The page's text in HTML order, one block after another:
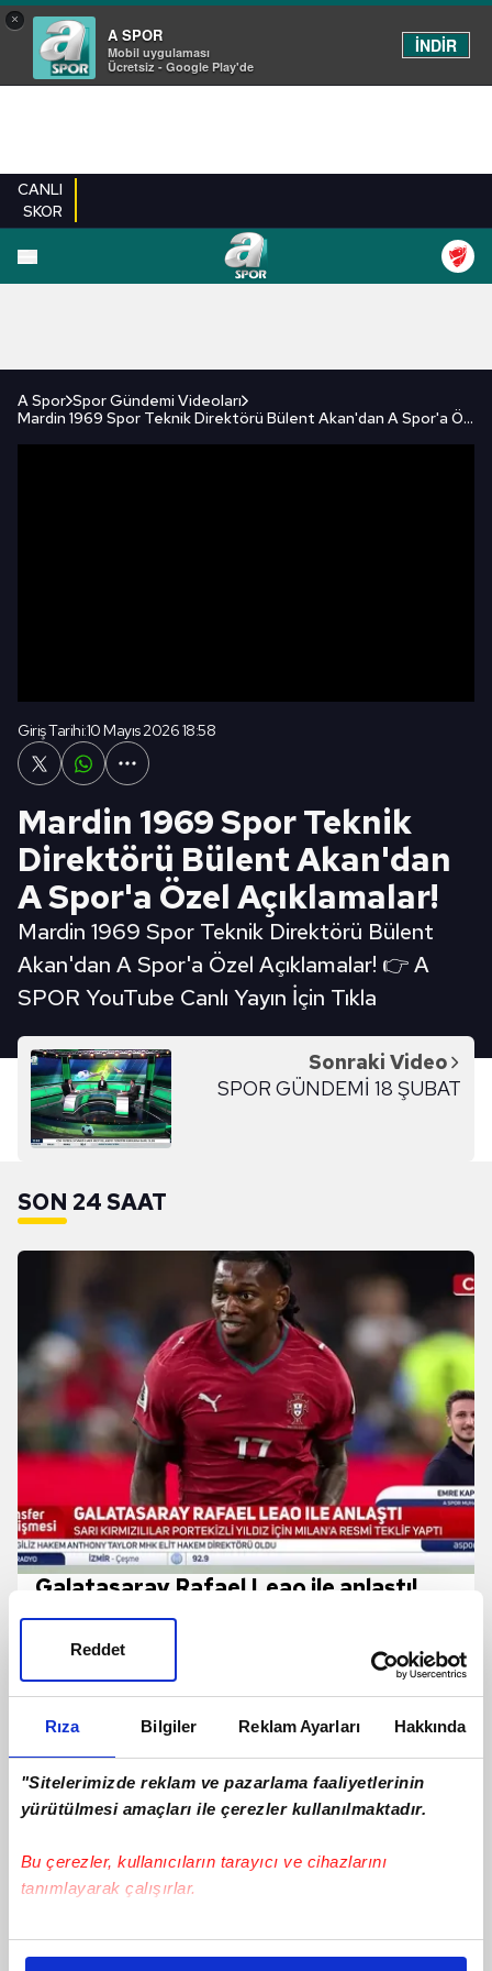
Rıza Bilgiler Reklam Ayarları Hakkında
"Sitelerimizde reklam ve pazarlama faaliyetlerinin
yürütülmesi amaçları ile çerezler kullanılmaktadır.
Bu çerezler, kullanıcıların tarayıcı ve cihazlarını
tanımlayarak çalışırlar.
Bu çerezlere izin vermeniz halinde sizlere özel
Reddet
×
A SPOR
Mobil uygulaması
Ücretsiz - Google Play'de
İNDİR
CANLI
SKOR
FUTBOL
A Spor Spor Gündemi Videoları
Mardin 1969 Spor Teknik Direktörü Bülent Akan'dan A Spor'a Özel Açıklamalar!
Giriş Tarihi:10 Mayıs 2026 18:58
Mardin 1969 Spor Teknik
Direktörü Bülent Akan'dan
A Spor'a Özel Açıklamalar!
Mardin 1969 Spor Teknik Direktörü Bülent
Akan'dan A Spor'a Özel Açıklamalar! 👉 A
SPOR YouTube Canlı Yayın İçin Tıkla
Sonraki Video
SPOR GÜNDEMİ 18 ŞUBAT
SON 24 SAAT
Galatasaray Rafael Leao ile anlaştı!
İşte Portekizli yıldızın maaşı
"2-3 Gün İçinde Çok İyi Bir Santrfor